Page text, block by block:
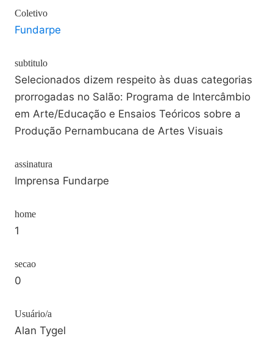
Coletivo
Fundarpe
subtitulo
Selecionados dizem respeito às duas categorias
prorrogadas no Salão: Programa de Intercâmbio
em Arte/Educação e Ensaios Teóricos sobre a
Produção Pernambucana de Artes Visuais
assinatura
Imprensa Fundarpe
home
1
secao
0
Usuário/a
Alan Tygel